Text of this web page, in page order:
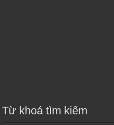
Từ khoá tìm kiếm